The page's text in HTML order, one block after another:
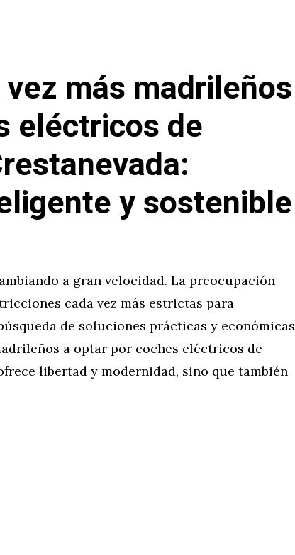
más madrileños
eléctricos de
y sostenible
a gran velocidad. La preocupación
cada vez más estrictas para
de soluciones prácticas y económicas
a optar por coches eléctricos de
libertad y modernidad, sino que también